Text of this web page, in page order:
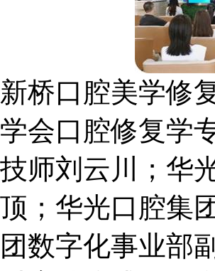
新桥口腔美学修
学会口腔修复学
技师刘云川；华
顶；华光口腔集
团数字化事业部